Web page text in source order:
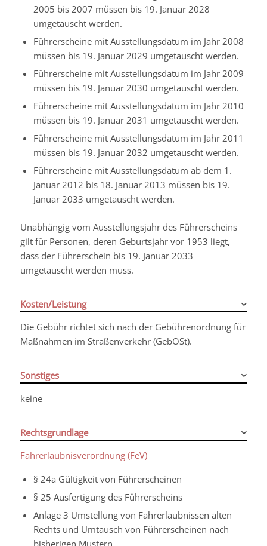
2005 bis 2007 müssen bis 19. Januar 2028
umgetauscht werden.
Führerscheine mit Ausstellungsdatum im Jahr 2008
müssen bis 19. Januar 2029 umgetauscht werden.
Führerscheine mit Ausstellungsdatum im Jahr 2009
müssen bis 19. Januar 2030 umgetauscht werden.
Führerscheine mit Ausstellungsdatum im Jahr 2010
müssen bis 19. Januar 2031 umgetauscht werden.
Führerscheine mit Ausstellungsdatum im Jahr 2011
müssen bis 19. Januar 2032 umgetauscht werden.
Führerscheine mit Ausstellungsdatum ab dem 1.
Januar 2012 bis 18. Januar 2013 müssen bis 19.
Januar 2033 umgetauscht werden.
Unabhängig vom Ausstellungsjahr des Führerscheins
gilt für Personen, deren Geburtsjahr vor 1953 liegt,
dass der Führerschein bis 19. Januar 2033
umgetauscht werden muss.
Kosten/Leistung
Die Gebühr richtet sich nach der Gebührenordnung für
Maßnahmen im Straßenverkehr (GebOSt).
Sonstiges
keine
Rechtsgrundlage
Fahrerlaubnisverordnung (FeV)
§ 24a Gültigkeit von Führerscheinen
§ 25 Ausfertigung des Führerscheins
Anlage 3 Umstellung von Fahrerlaubnissen alten
Rechts und Umtausch von Führerscheinen nach
bisherigen Mustern